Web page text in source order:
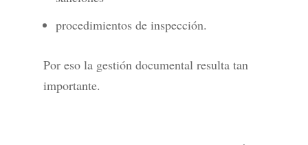
procedimientos de inspección.
Por eso la gestión documental resulta tan
importante.